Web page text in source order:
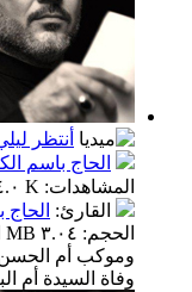
أنتظر
الحاج باسم
المشاهدات: ٤.٠ K
القارئ: الحاج
وموكب أم الحسن
وفاة السيدة أم البنين